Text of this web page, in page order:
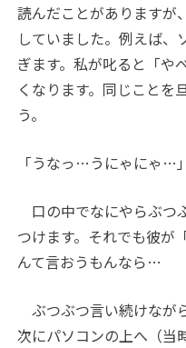
読んだことがありますが
していました。例えば、
ぎます。私が叱ると「
くなります。同じことを
う。
「うなっ…うにゃにゃ…」
口の中でなにやらぶつ
つけます。それでも彼が
んて言おうもんなら…
ぶつぶつ言い続けなが
次にパソコンの上へ（当